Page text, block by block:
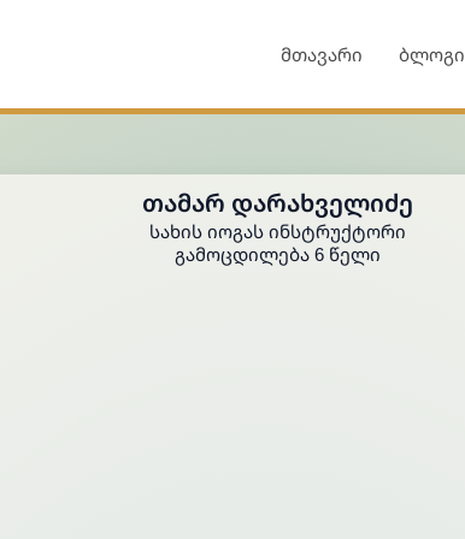
მთავარი ბლოგი
ᲗᲐᲛᲐᲠ ᲓᲐᲠᲐᲮᲕᲔᲚᲘᲫᲔ
ᲡᲐᲮᲘᲡ ᲘᲝᲒᲐᲡ ᲘᲜᲡᲢᲠᲣᲥᲢᲝᲠᲘ
Გამოცდილება 6 Წელი